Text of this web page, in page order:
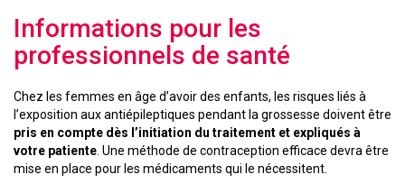
Informations pour les
professionnels de santé
Chez les femmes en âge d’avoir des enfants, les risques liés à
l’exposition aux antiépileptiques pendant la grossesse doivent être
pris en compte dès l’initiation du traitement et expliqués à
votre patiente . Une méthode de contraception efficace devra être
mise en place pour les médicaments qui le nécessitent.